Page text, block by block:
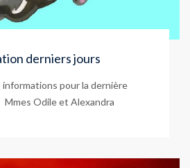
derniers jours
informations pour la dernière
Mmes Odile et Alexandra